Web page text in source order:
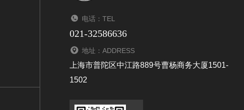
电话：TEL
021-32586636
地址：ADDRESS
上海市普陀区中江路889号曹杨商务大厦1501-
1502